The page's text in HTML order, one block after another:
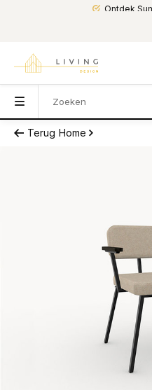
Ontdek
Terug Home